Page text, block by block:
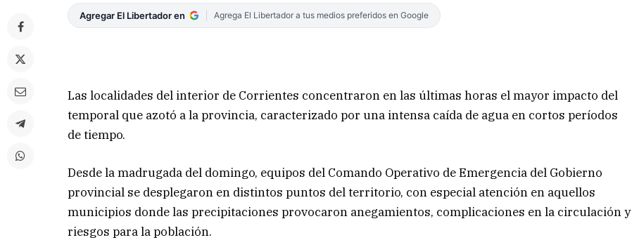
Agregar El Libertador en Agrega El Libertador a tus medios preferidos en Google
Las localidades del interior de Corrientes concentraron en las últimas horas el mayor impacto del
temporal que azotó a la provincia, caracterizado por una intensa caída de agua en cortos períodos
de tiempo.
Desde la madrugada del domingo, equipos del Comando Operativo de Emergencia del Gobierno
provincial se desplegaron en distintos puntos del territorio, con especial atención en aquellos
municipios donde las precipitaciones provocaron anegamientos, complicaciones en la circulación y
riesgos para la población.